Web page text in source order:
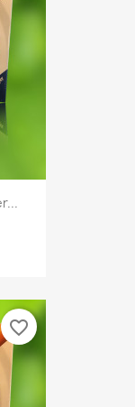
favorite_border